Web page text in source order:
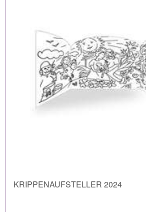
KRIPPENAUFSTELLER 2024